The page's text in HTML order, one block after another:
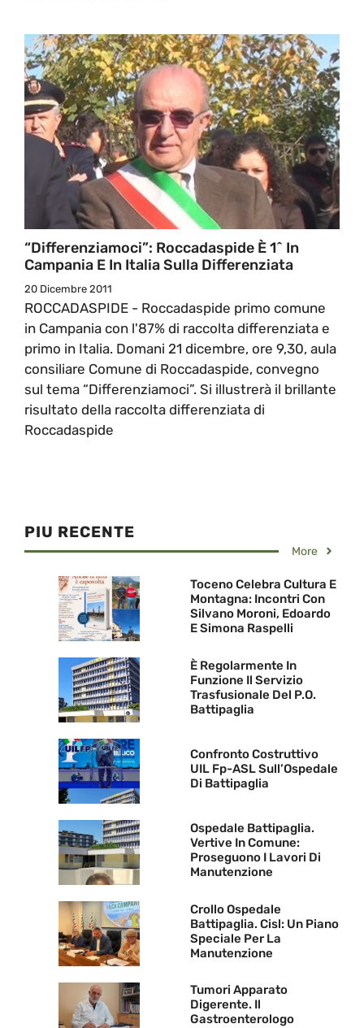
“Differenziamoci”: Roccadaspide È 1^ In
Campania E In Italia Sulla Differenziata
20 Dicembre 2011
ROCCADASPIDE - Roccadaspide primo comune
in Campania con l'87% di raccolta differenziata e
primo in Italia. Domani 21 dicembre, ore 9,30, aula
consiliare Comune di Roccadaspide, convegno
sul tema “Differenziamoci”. Si illustrerà il brillante
risultato della raccolta differenziata di
Roccadaspide
PIU RECENTE
More
Toceno Celebra Cultura E
Montagna: Incontri Con
Silvano Moroni, Edoardo
E Simona Raspelli
È Regolarmente In
Funzione Il Servizio
Trasfusionale Del P.O.
Battipaglia
Confronto Costruttivo
UIL Fp-ASL Sull’Ospedale
Di Battipaglia
Ospedale Battipaglia.
Vertive In Comune:
Proseguono I Lavori Di
Manutenzione
Crollo Ospedale
Battipaglia. Cisl: Un Piano
Speciale Per La
Manutenzione
Tumori Apparato
Digerente. Il
Gastroenterologo